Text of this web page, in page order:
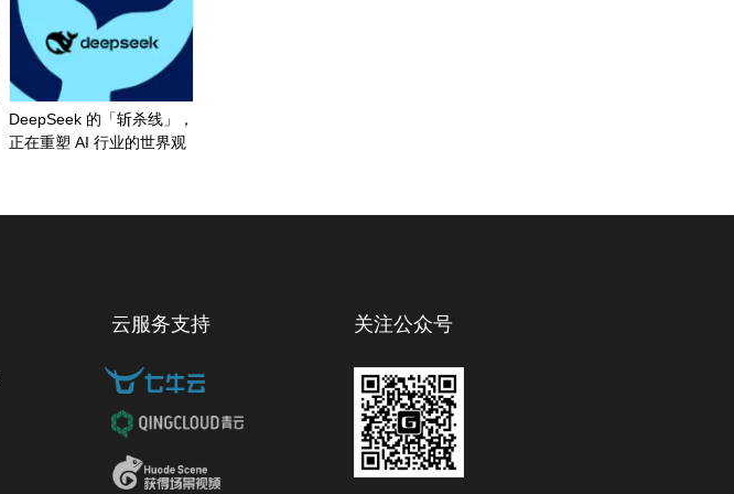
DeepSeek 的「斩杀线」，
正在重塑 AI 行业的世界观
云服务支持 关注公众号